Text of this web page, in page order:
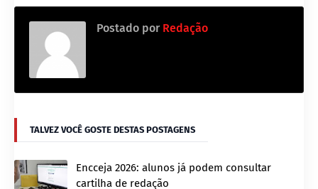
Postado por Redação
TALVEZ VOCÊ GOSTE DESTAS POSTAGENS
Encceja 2026: alunos já podem consultar
cartilha de redação